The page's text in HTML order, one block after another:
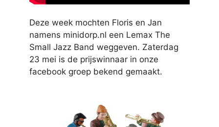
Deze week mochten Floris en Jan
namens minidorp.nl een Lemax The
Small Jazz Band weggeven. Zaterdag
23 mei is de prijswinnaar in onze
facebook groep bekend gemaakt.